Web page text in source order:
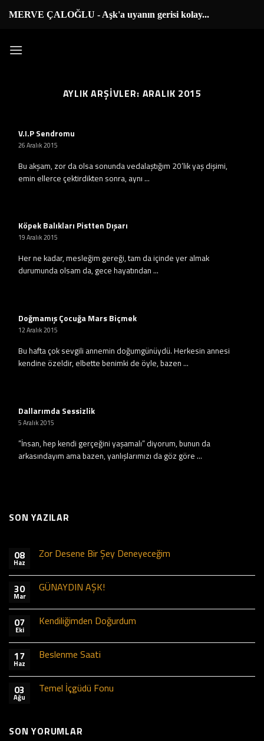
atlaMERVE ÇALOĞLU - Aşk'a uyanın gerisi kolay...
AYLIK ARŞIVLER: ARALIK 2015
V.I.P Sendromu
26 Aralık 2015
Bu akşam, zor da olsa sonunda vedalaştığım 20’lik yaş dişimi,
emin ellerce çektirdikten sonra, aynı ...
Köpek Balıkları Pistten Dışarı
19 Aralık 2015
Her ne kadar, mesleğim gereği, tam da içinde yer almak
durumunda olsam da, gece hayatından ...
Doğmamış Çocuğa Mars Biçmek
12 Aralık 2015
Bu hafta çok sevgili annemin doğumgünüydü. Herkesin annesi
kendine özeldir, elbette benimki de öyle, bazen ...
Dallarımda Sessizlik
5 Aralık 2015
”İnsan, hep kendi gerçeğini yaşamalı” diyorum, bunun da
arkasındayım ama bazen, yanlışlarımızı da göz göre ...
SON YAZILAR
08
Haz
Zor Desene Bir Şey Deneyeceğim
30
Mar
GÜNAYDIN AŞK!
07
Eki
Kendiliğimden Doğurdum
17
Haz
Beslenme Saati
03
Ağu
Temel İçgüdü Fonu
SON YORUMLAR